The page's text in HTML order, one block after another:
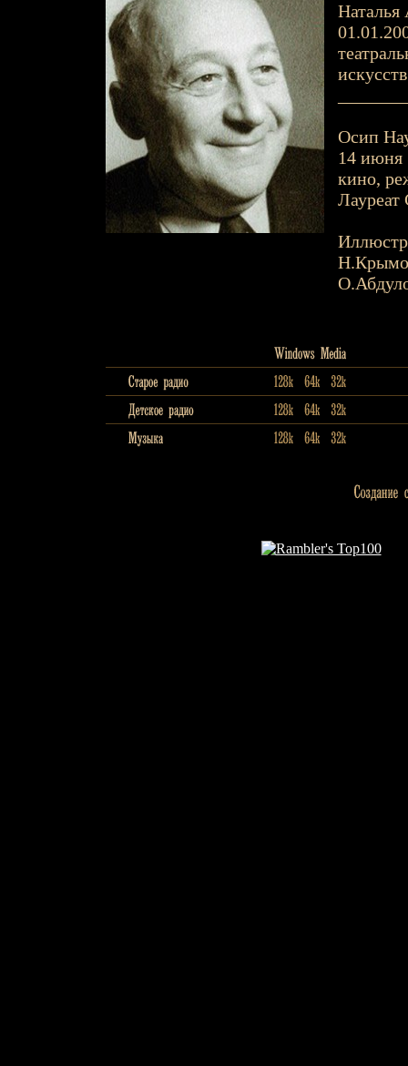
Наталья
Осип
14 июня
кино,
Лауреат